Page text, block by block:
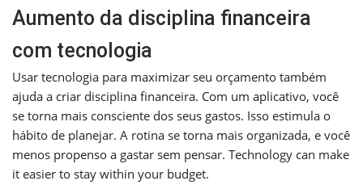
Aumento da disciplina financeira
com tecnologia
Usar tecnologia para maximizar seu orçamento também
ajuda a criar disciplina financeira. Com um aplicativo, você
se torna mais consciente dos seus gastos. Isso estimula o
hábito de planejar. A rotina se torna mais organizada, e você
menos propenso a gastar sem pensar. Technology can make
it easier to stay within your budget.